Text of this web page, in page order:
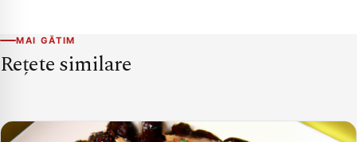
MAI GĂTIM
Rețete similare